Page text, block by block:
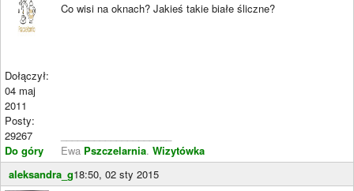
Dołączył:
04 maj
2011
Posty:
29267
Do góry
Co wisi na oknach? Jakieś takie białe śliczne?
Ewa Pszczelarnia. Wizytówka
aleksandra_g18:50, 02 sty 2015